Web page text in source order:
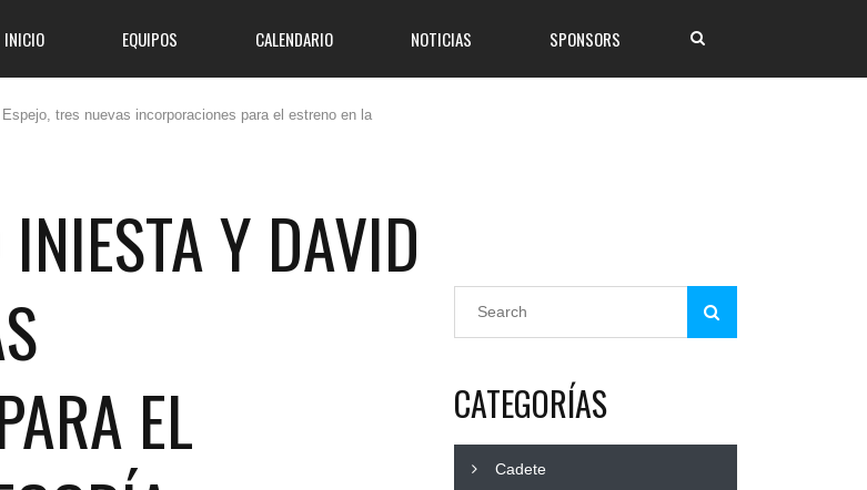
INICIO EQUIPOS CALENDARIO NOTICIAS SPONSORS
tres nuevas incorporaciones para el estreno en la
Y DAVID
EL
CATEGORÍAS
Cadete